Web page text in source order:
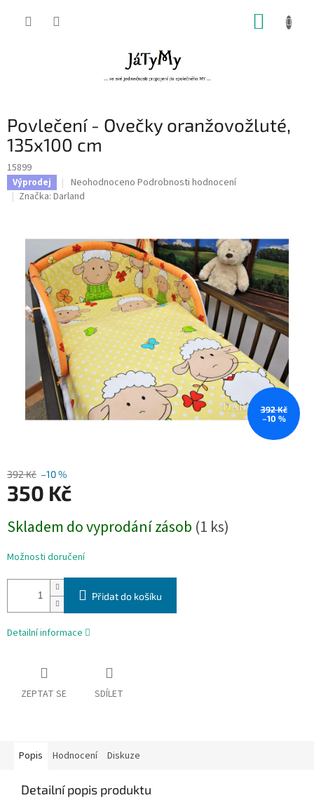
Povlečení - Ovečky oranžovožluté,
135x100 cm
15899
Výprodej
Průměrné
hodnocení
z
5
hvězdiček.
Neohodnoceno Podrobnosti hodnocení
Značka: Darland
392 Kč
–10 %
392 Kč –10 %
350 Kč
cena:
Skladem do vyprodání zásob (1 ks)
Možnosti doručení
Přidat do košíku
Detailní informace
ZEPTAT SE SDÍLET
Popis Hodnocení Diskuze
Detailní popis produktu